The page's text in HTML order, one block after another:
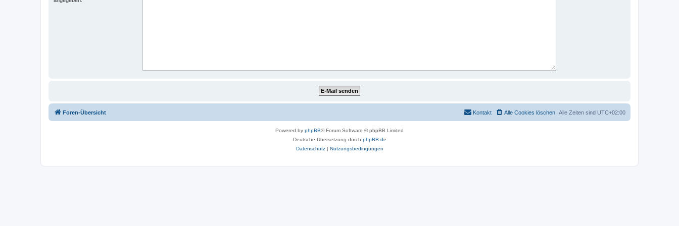
Foren-Übersicht Alle Zeiten sind UTC+02:00
Alle Cookies löschen
Kontakt
Powered by phpBB® Forum Software © phpBB Limited
Deutsche Übersetzung durch phpBB.de
Datenschutz| Nutzungsbedingungen